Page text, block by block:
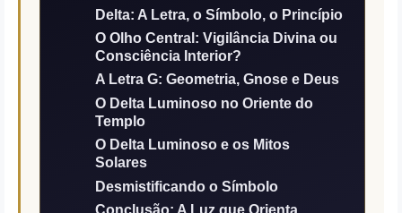
Delta: A Letra, o Símbolo, o Princípio
O Olho Central: Vigilância Divina ou
Consciência Interior?
A Letra G: Geometria, Gnose e Deus
O Delta Luminoso no Oriente do
Templo
O Delta Luminoso e os Mitos
Solares
Desmistificando o Símbolo
Conclusão: A Luz que Orienta